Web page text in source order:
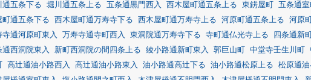
通五条下る
堀川通五条上る 五条通黒門西入 西木屋町通五条上る 東錺屋町 五条通室
町通五条下る
西木屋町通万寿寺下る 西木屋町通万寿寺上る 河原町通五条上る 河原
寺通河原町東入
万寿寺通寺町西入 東洞院通万寿寺下る 寺町通仏光寺上る 四条通新
通西洞院東入
新町西洞院の間四条上る 綾小路通新町東入 郭巨山町 中堂寺壬生川町
高辻通油小路西入 高辻通油小路東入 油小路通高辻下る 油小路通松原上る 松原通